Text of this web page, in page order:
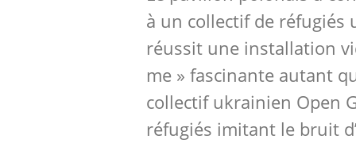
à un collectif de réfugiés
réussit une installation
me » fascinante autant
collectif ukrainien Open
réfugiés imitant le bruit